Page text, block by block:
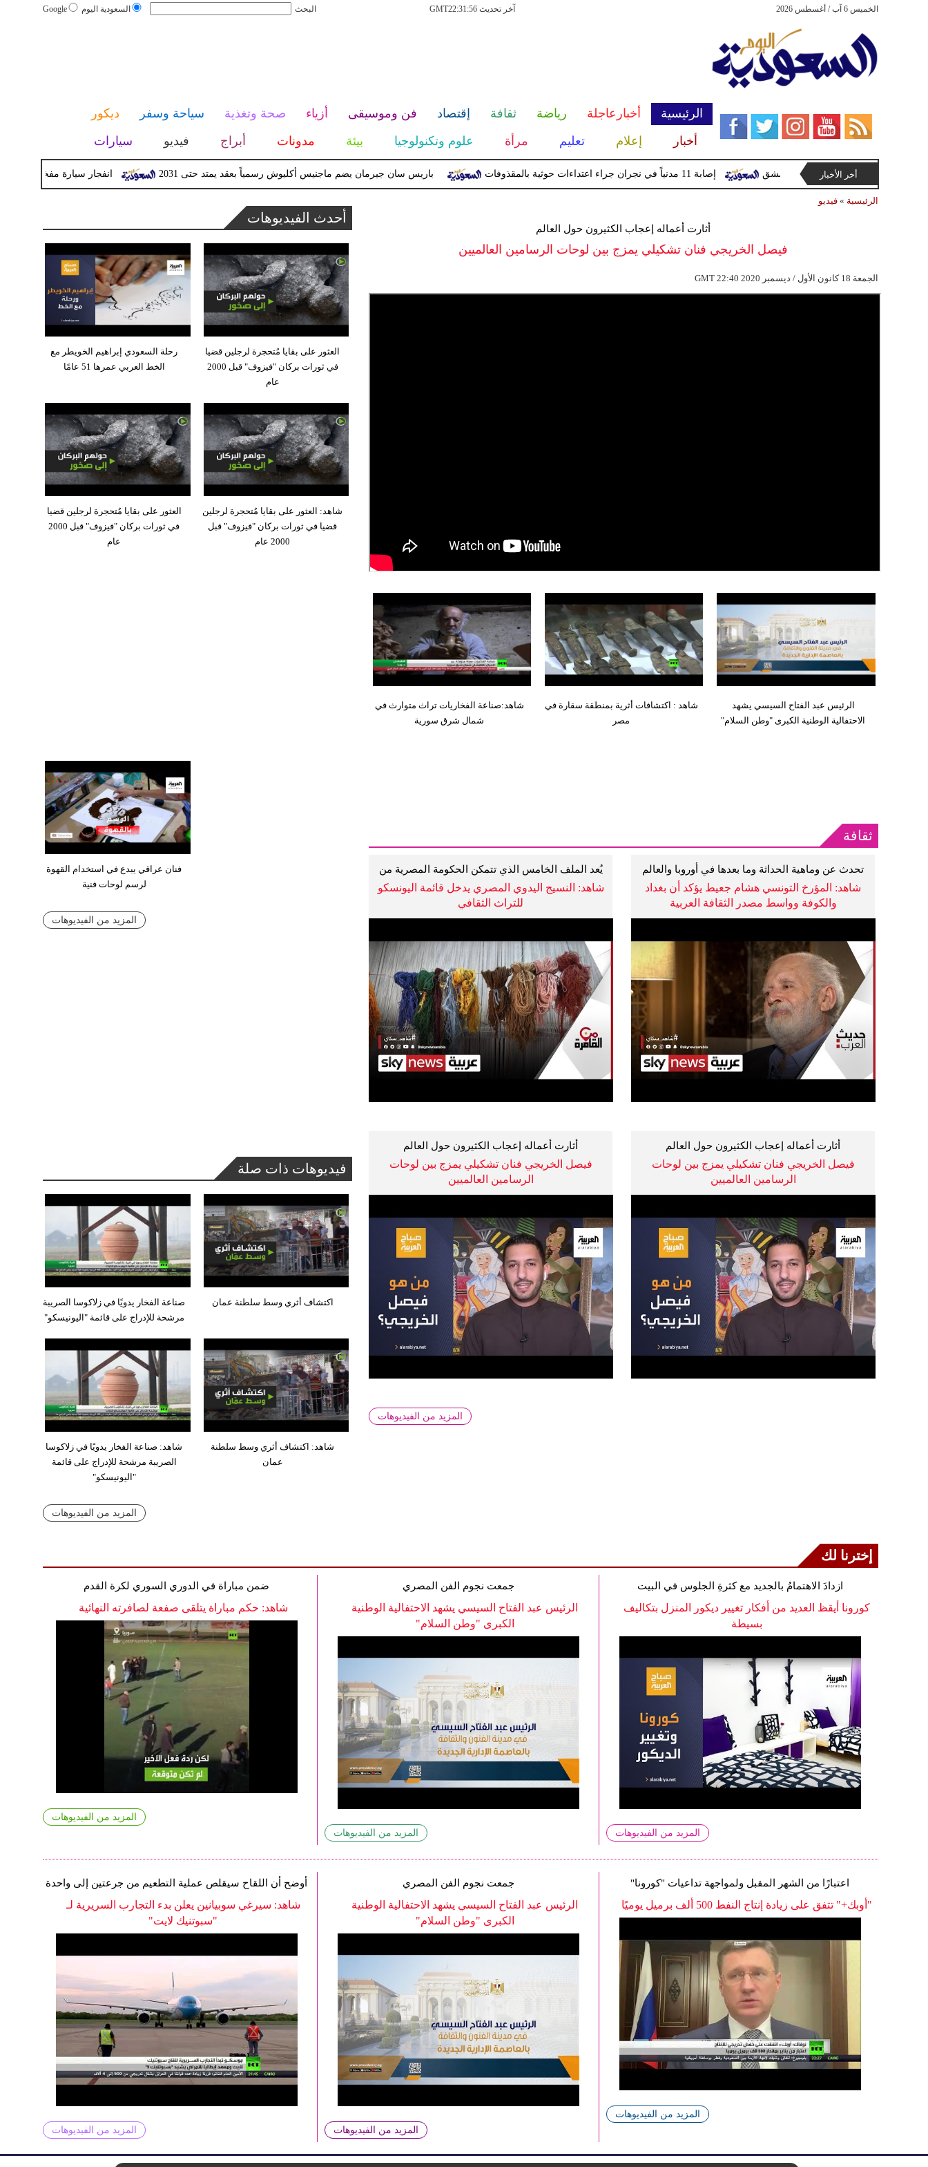
السعودية اليوم Google البحث آخر تحديث GMT22:31:56 الخميس 6 آب / أغسطس 2026
الرئيسية أخبارعاجلة رياضة ثقافة إقتصاد فن وموسيقى أزياء صحة وتغذية سياحة وسفر
ديكور
أخبار
إعلام تعليم مرأة علوم وتكنولوجيا بيئة مدونات أبراج فيديو سيارات
انفجار سيارة مفخخة بجرمانا قرب باريس سان جيرمان يضم ماجنيس أكليوش رسمياً بعقد يمتد حتى 2031 إصابة 11 مدنياً في نجران جراء اعتداءات حوثية بالمقذوفات أخر الأخبار
الرئيسية »فيديو
أثارت أعماله إعجاب الكثيرون حول العالم
فيصل الخريجي فنان تشكيلي يمزج بين لوحات الرسامين العالميين
GMT 22:40 2020 الجمعة 18 كانون الأول / ديسمبر
الرئيس عبد الفتاح السيسي يشهد
الاحتفالية الوطنية الكبرى "وطن السلام"
شاهد : اكتشافات أثرية بمنطقة سقارة في
مصر
شاهد:صناعة الفخاريات تراث متوارث في
شمال شرق سورية
ثقافة
يُعد الملف الخامس الذي تتمكن الحكومة المصرية من
إنجازه
شاهد: النسيج اليدوي المصري يدخل قائمة اليونسكو
للتراث الثقافي
تحدث عن وماهية الحداثة وما بعدها في أوروبا والعالم
الإسلامي وملفات جدلية وغيرها
شاهد: المؤرخ التونسي هشام جعيط يؤكد أن بغداد
والكوفة وواسط مصدر الثقافة العربية
أثارت أعماله إعجاب الكثيرون حول العالم
فيصل الخريجي فنان تشكيلي يمزج بين لوحات
الرسامين العالميين
أثارت أعماله إعجاب الكثيرون حول العالم
فيصل الخريجي فنان تشكيلي يمزج بين لوحات
الرسامين العالميين
المزيد من الفيديوهات
أحدث الفيديوهات
رحلة السعودي إبراهيم الخويطر مع
الخط العربي عمرها 51 عامًا
العثور على بقايا مُتحجرة لرجلين قضيا
في ثورات بركان "فيزوف" قبل 2000
عام
العثور على بقايا مُتحجرة لرجلين قضيا
في ثورات بركان "فيزوف" قبل 2000
عام
شاهد: العثور على بقايا مُتحجرة لرجلين
قضيا في ثورات بركان "فيزوف" قبل
2000 عام
فنان عراقي يبدع في استخدام القهوة
لرسم لوحات فنية
المزيد من الفيديوهات
فيديوهات ذات صلة
صناعة الفخار يدويًا في زلاكوسا الصريبة
مرشحة للإدراج على قائمة "اليونيسكو"
اكتشاف أثري وسط سلطنة عمان
شاهد: صناعة الفخار يدويًا في زلاكوسا
الصريبة مرشحة للإدراج على قائمة
"اليونيسكو"
شاهد: اكتشاف أثري وسط سلطنة
عمان
المزيد من الفيديوهات
إخترنا لك
ضمن مباراة في الدوري السوري لكرة القدم
شاهد: حكم مباراة يتلقى صفعة لصافرته النهائية
المزيد من الفيديوهات
جمعت نجوم الفن المصري
الرئيس عبد الفتاح السيسي يشهد الاحتفالية الوطنية
الكبرى "وطن السلام"
المزيد من الفيديوهات
ازدادَ الاهتمامُ بالجديد مع كثرةِ الجلوس في البيت
كورونا أيقظ العديد من أفكار تغيير ديكور المنزل بتكاليف
بسيطة
المزيد من الفيديوهات
أوضح أن اللقاح سيقلص عملية التطعيم من جرعتين إلى واحدة
شاهد: سيرغي سوبيانين يعلن بدء التجارب السريرية لـ
"سبوتنيك لايت"
المزيد من الفيديوهات
جمعت نجوم الفن المصري
الرئيس عبد الفتاح السيسي يشهد الاحتفالية الوطنية
الكبرى "وطن السلام"
المزيد من الفيديوهات
اعتبارًا من الشهر المقبل ولمواجهة تداعيات "كورونا"
"أوبك+" تتفق على زيادة إنتاج النفط 500 ألف برميل يوميًا
المزيد من الفيديوهات